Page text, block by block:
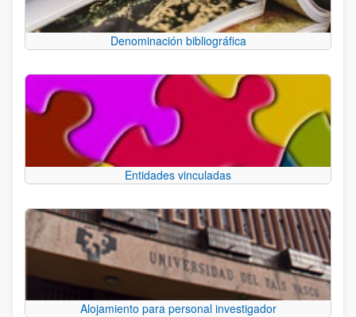
Denominación bibliográfica
Entidades vinculadas
Alojamiento para personal investigador